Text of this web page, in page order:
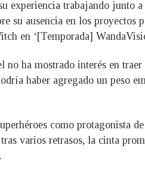
experiencia trabajando junto
su ausencia en los proyectos
en ‘[Temporada]
ha mostrado interés en
haber agregado un peso
como protagonista
varios retrasos, la cinta